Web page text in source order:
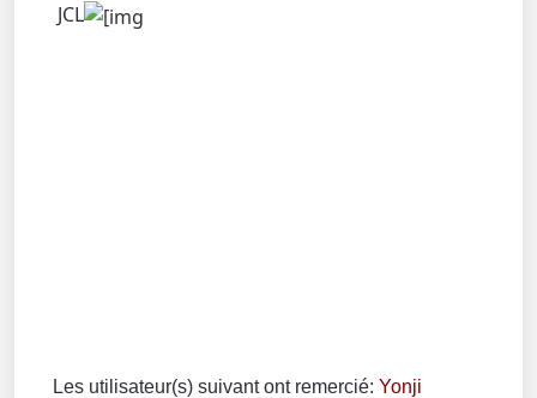
JCL
Les utilisateur(s) suivant ont remercié: Yonji